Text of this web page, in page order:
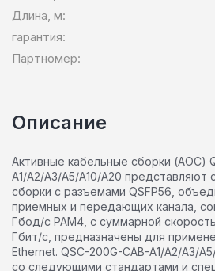
Длина, м:
гарантия:
Партномер:
Описание
Активные кабельные сборки (AOC)
A1/A2/A3/A5/A10/A20 представляют
сборки с разъемами QSFP56,
приемных и передающих канала,
Гбод/с PAM4, с суммарной
Гбит/с, предназначены для
Ethernet. QSC-200G-CAB-A1/A2/A3/
со следующими стандартами и